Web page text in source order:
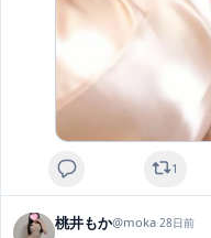
1
桃井もか@moka·28日前